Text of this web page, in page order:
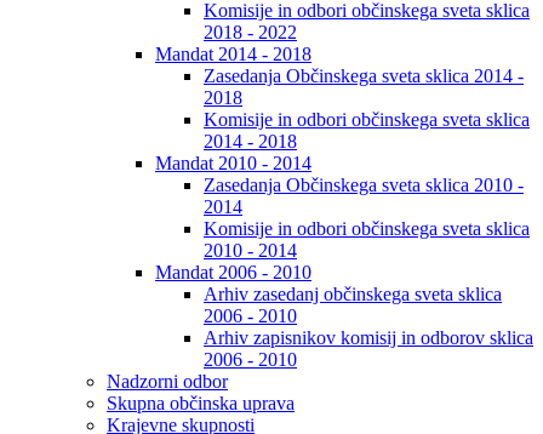
Komisije in odbori občinskega sveta sklica
2018 - 2022
Mandat 2014 - 2018
Zasedanja Občinskega sveta sklica 2014 -
2018
Komisije in odbori občinskega sveta sklica
2014 - 2018
Mandat 2010 - 2014
Zasedanja Občinskega sveta sklica 2010 -
2014
Komisije in odbori občinskega sveta sklica
2010 - 2014
Mandat 2006 - 2010
Arhiv zasedanj občinskega sveta sklica
2006 - 2010
Arhiv zapisnikov komisij in odborov sklica
2006 - 2010
Nadzorni odbor
Skupna občinska uprava
Krajevne skupnosti